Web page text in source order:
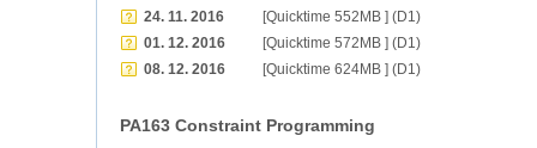
24. 11. 2016
[Quicktime 552MB ] (D1)
01. 12. 2016
[Quicktime 572MB ] (D1)
08. 12. 2016
[Quicktime 624MB ] (D1)
PA163 Constraint Programming